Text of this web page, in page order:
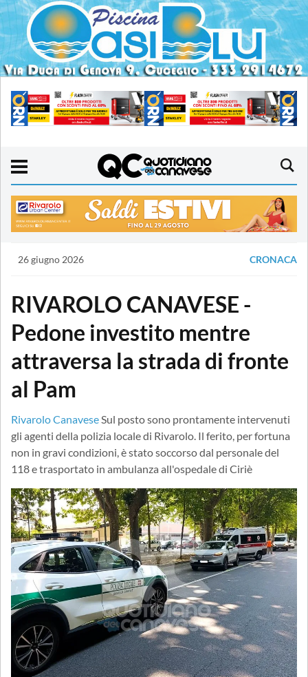
26 giugno 2026 CRONACA
RIVAROLO CANAVESE -
Pedone investito mentre
attraversa la strada di fronte
al Pam
Rivarolo Canavese Sul posto sono prontamente intervenuti
gli agenti della polizia locale di Rivarolo. Il ferito, per fortuna
non in gravi condizioni, è stato soccorso dal personale del
118 e trasportato in ambulanza all'ospedale di Ciriè